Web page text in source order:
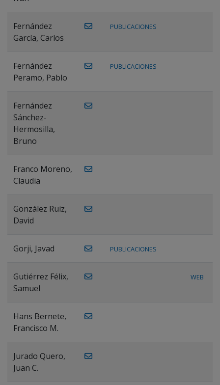
Fernández
García, Carlos
PUBLICACIONES
Fernández
Peramo, Pablo
PUBLICACIONES
Fernández
Sánchez-
Hermosilla,
Bruno
Franco Moreno,
Claudia
González Ruiz,
David
Gorji, Javad PUBLICACIONES
Gutiérrez Félix,
Samuel
WEB
Hans Bernete,
Francisco M.
Jurado Quero,
Juan C.